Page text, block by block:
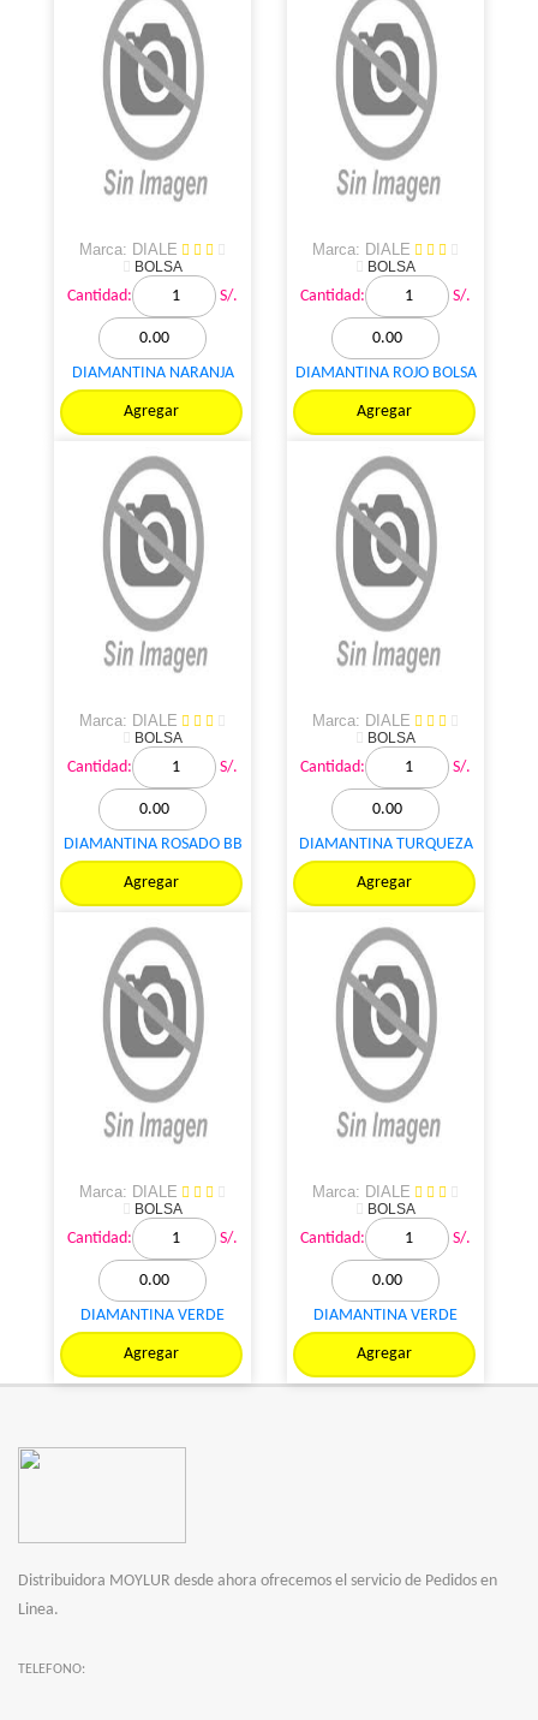
Marca: DIALE
BOLSA
Cantidad: S/.
DIAMANTINA NARANJA
BOLSA 1KL
Agregar
Marca: DIALE
BOLSA
Cantidad: S/.
DIAMANTINA ROJO BOLSA
Agregar
Marca: DIALE
BOLSA
Cantidad: S/.
DIAMANTINA ROSADO BB
BOLSA 1KL
Agregar
Marca: DIALE
BOLSA
Cantidad: S/.
DIAMANTINA TURQUEZA
BOLSA 1KL
Agregar
Marca: DIALE
BOLSA
Cantidad: S/.
DIAMANTINA VERDE
BOLSA 1KL
Agregar
Marca: DIALE
BOLSA
Cantidad: S/.
DIAMANTINA VERDE
LIMON BOLSA 1KL
Agregar
Distribuidora MOYLUR desde ahora ofrecemos el servicio de Pedidos en
Linea.
TELEFONO: